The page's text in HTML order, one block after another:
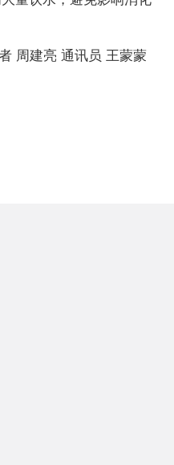
周建亮 通讯员 王蒙蒙